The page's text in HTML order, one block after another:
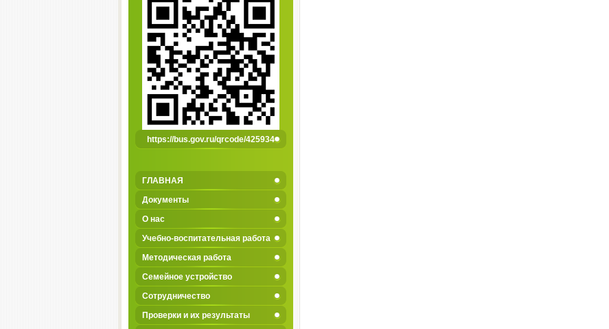
https://bus.gov.ru/qrcode/425934
ГЛАВНАЯ
Документы
О нас
Учебно-воспитательная работа
Методическая работа
Семейное устройство
Сотрудничество
Проверки и их результаты